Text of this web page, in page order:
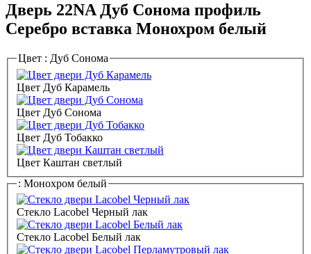
Дверь 22NA Дуб Сонома профиль
Серебро вставка Монохром белый
Цвет : Дуб Сонома
Цвет Дуб Карамель
Цвет Дуб Сонома
Цвет Дуб Тобакко
Цвет Каштан светлый
: Монохром белый
Стекло Lacobel Черный лак
Стекло Lacobel Белый лак